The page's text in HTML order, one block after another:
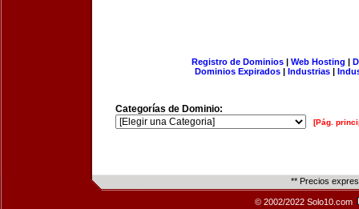
Registro de Dominios| Web Hosting |
Dominios Expirados | Industrias |
Categorías de Dominio:
[Pág.
** Precios
© 2002/2022 Solo10.com